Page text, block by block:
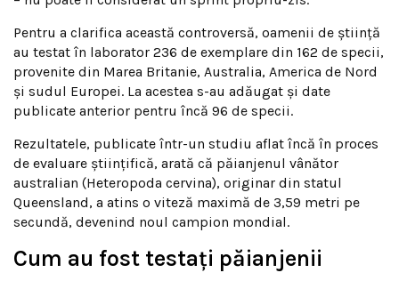
Pentru a clarifica această controversă, oamenii de știință
au testat în laborator 236 de exemplare din 162 de specii,
provenite din Marea Britanie, Australia, America de Nord
și sudul Europei. La acestea s-au adăugat și date
publicate anterior pentru încă 96 de specii.
Rezultatele, publicate într-un studiu aflat încă în proces
de evaluare științifică, arată că păianjenul vânător
australian (Heteropoda cervina), originar din statul
Queensland, a atins o viteză maximă de 3,59 metri pe
secundă, devenind noul campion mondial.
Cum au fost testați păianjenii